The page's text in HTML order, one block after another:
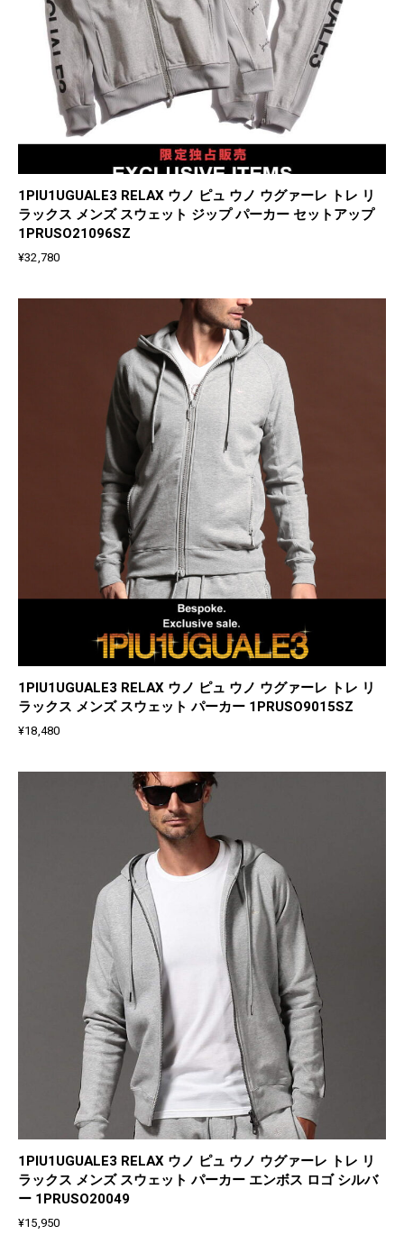
1PIU1UGUALE3 RELAX ウノ ピュ ウノ ウグァーレ トレ リ
ラックス メンズ スウェット ジップ パーカー セットアップ
1PRUSO21096SZ
¥32,780
1PIU1UGUALE3 RELAX ウノ ピュ ウノ ウグァーレ トレ リ
ラックス メンズ スウェット パーカー 1PRUSO9015SZ
¥18,480
1PIU1UGUALE3 RELAX ウノ ピュ ウノ ウグァーレ トレ リ
ラックス メンズ スウェット パーカー エンボス ロゴ シルバ
ー 1PRUSO20049
¥15,950